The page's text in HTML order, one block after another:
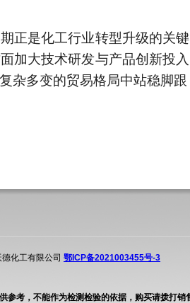
是化工行业转型升级的关键
加大技术研发与产品创新投
杂多变的贸易格局中站稳脚
化工有限公司 鄂ICP备2021003455号-3
参考，不能作为检测检验的依据，购买请拨打销